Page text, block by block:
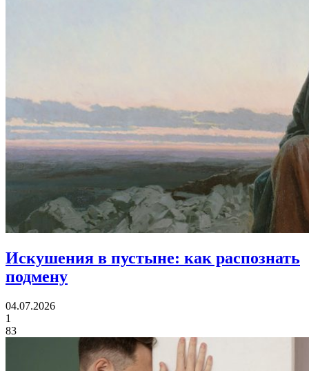
Искушения в пустыне: как распознать
подмену
04.07.2026
1
83